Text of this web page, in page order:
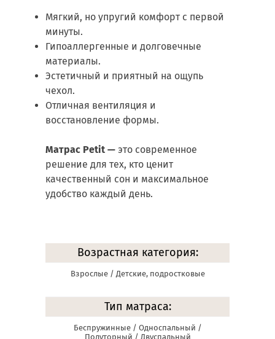
Мягкий, но упругий комфорт с первой
минуты.
Гипоаллергенные и долговечные
материалы.
Эстетичный и приятный на ощупь
чехол.
Отличная вентиляция и
восстановление формы.
Матрас Petit — это современное
решение для тех, кто ценит
качественный сон и максимальное
удобство каждый день.
Возрастная категория:
Взрослые / Детские, подростковые
Тип матраса:
Беспружинные / Односпальный /
Полуторный / Двуспальный